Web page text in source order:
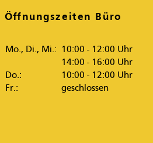
Öffnungszeiten Büro
Mo., Di., Mi.: 10:00 - 12:00 Uhr
14:00 - 16:00 Uhr
Do.:
10:00 - 12:00 Uhr
Fr.:
geschlossen